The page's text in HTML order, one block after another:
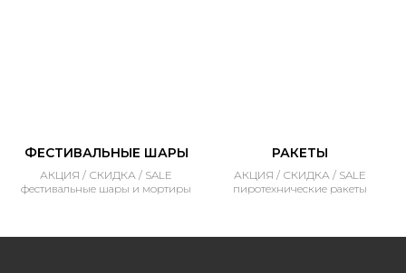
ФЕСТИВАЛЬНЫЕ ШАРЫ
АКЦИЯ / СКИДКА / SALE
фестивальные шары и мортиры
РАКЕТЫ
АКЦИЯ / СКИДКА / SALE
пиротехнические ракеты